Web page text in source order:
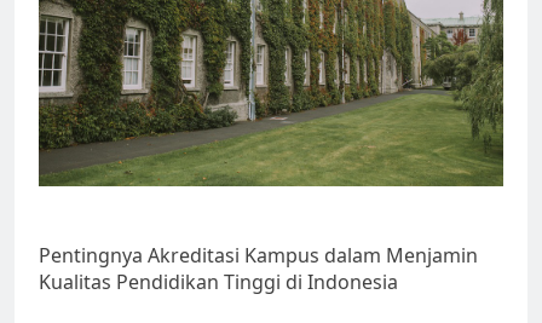
Pentingnya Akreditasi Kampus dalam Menjamin
Kualitas Pendidikan Tinggi di Indonesia